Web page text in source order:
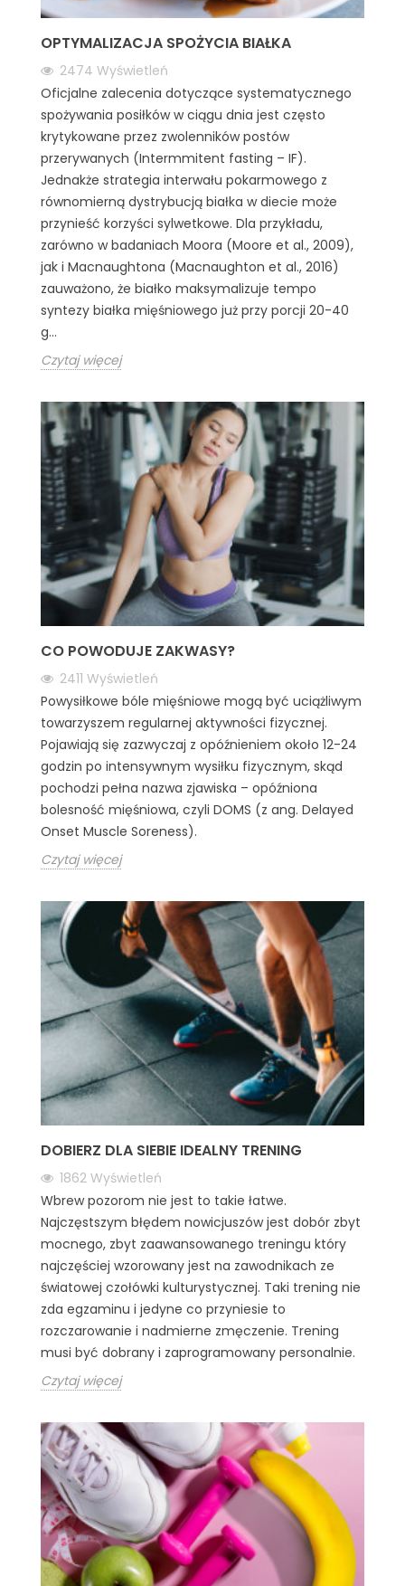
OPTYMALIZACJA SPOŻYCIA BIAŁKA
2474 Wyświetleń
Oficjalne zalecenia dotyczące systematycznego
spożywania posiłków w ciągu dnia jest często
krytykowane przez zwolenników postów
przerywanych (Intermmitent fasting – IF).
Jednakże strategia interwału pokarmowego z
równomierną dystrybucją białka w diecie może
przynieść korzyści sylwetkowe. Dla przykładu,
zarówno w badaniach Moora (Moore et al., 2009),
jak i Macnaughtona (Macnaughton et al., 2016)
zauważono, że białko maksymalizuje tempo
syntezy białka mięśniowego już przy porcji 20-40
g...
Czytaj więcej
CO POWODUJE ZAKWASY?
2411 Wyświetleń
Powysiłkowe bóle mięśniowe mogą być uciążliwym
towarzyszem regularnej aktywności fizycznej.
Pojawiają się zazwyczaj z opóźnieniem około 12-24
godzin po intensywnym wysiłku fizycznym, skąd
pochodzi pełna nazwa zjawiska – opóźniona
bolesność mięśniowa, czyli DOMS (z ang. Delayed
Onset Muscle Soreness).
Czytaj więcej
DOBIERZ DLA SIEBIE IDEALNY TRENING
1862 Wyświetleń
Wbrew pozorom nie jest to takie łatwe.
Najczęstszym błędem nowicjuszów jest dobór zbyt
mocnego, zbyt zaawansowanego treningu który
najczęściej wzorowany jest na zawodnikach ze
światowej czołówki kulturystycznej. Taki trening nie
zda egzaminu i jedyne co przyniesie to
rozczarowanie i nadmierne zmęczenie. Trening
musi być dobrany i zaprogramowany personalnie.
Czytaj więcej